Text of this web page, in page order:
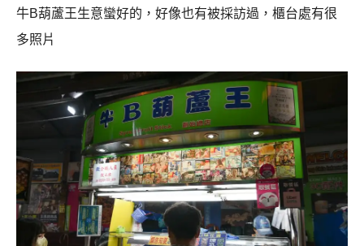
牛B葫蘆王生意蠻好的，好像也有被採訪過，櫃台處有很
多照片